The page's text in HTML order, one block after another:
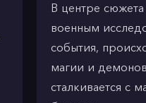
В центре
военным
события,
магии и
сталкивается с